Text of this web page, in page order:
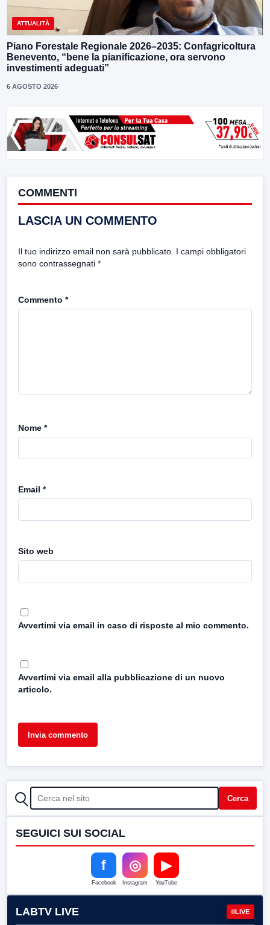
ATTUALITÀ
Piano Forestale Regionale 2026–2035: Confagricoltura
Benevento, “bene la pianificazione, ora servono
investimenti adeguati”
6 AGOSTO 2026
COMMENTI
LASCIA UN COMMENTO
Il tuo indirizzo email non sarà pubblicato. I campi obbligatori
sono contrassegnati *
Commento *
Nome *
Email *
Sito web
Avvertimi via email in caso di risposte al mio commento.
Avvertimi via email alla pubblicazione di un nuovo
articolo.
CERCA Cerca
SEGUICI SUI SOCIAL
f
Facebook
◎
Instagram
▶
YouTube
LABTV LIVE LIVE